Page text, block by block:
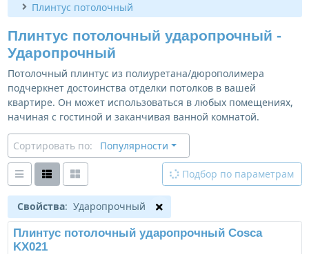
Плинтус потолочный
Плинтус потолочный ударопрочный -
Ударопрочный
Потолочный плинтус из полиуретана/дюрополимера
подчеркнет достоинства отделки потолков в вашей
квартире. Он может использоваться в любых помещениях,
начиная с гостиной и заканчивая ванной комнатой.
Сортировать по: Популярности
Подбор по параметрам
Свойства: Ударопрочный
Плинтус потолочный ударопрочный Cosca
KX021